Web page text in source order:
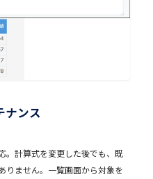
ナンス
。計算式を変更した後でも、既
りません。一覧画面から対象を